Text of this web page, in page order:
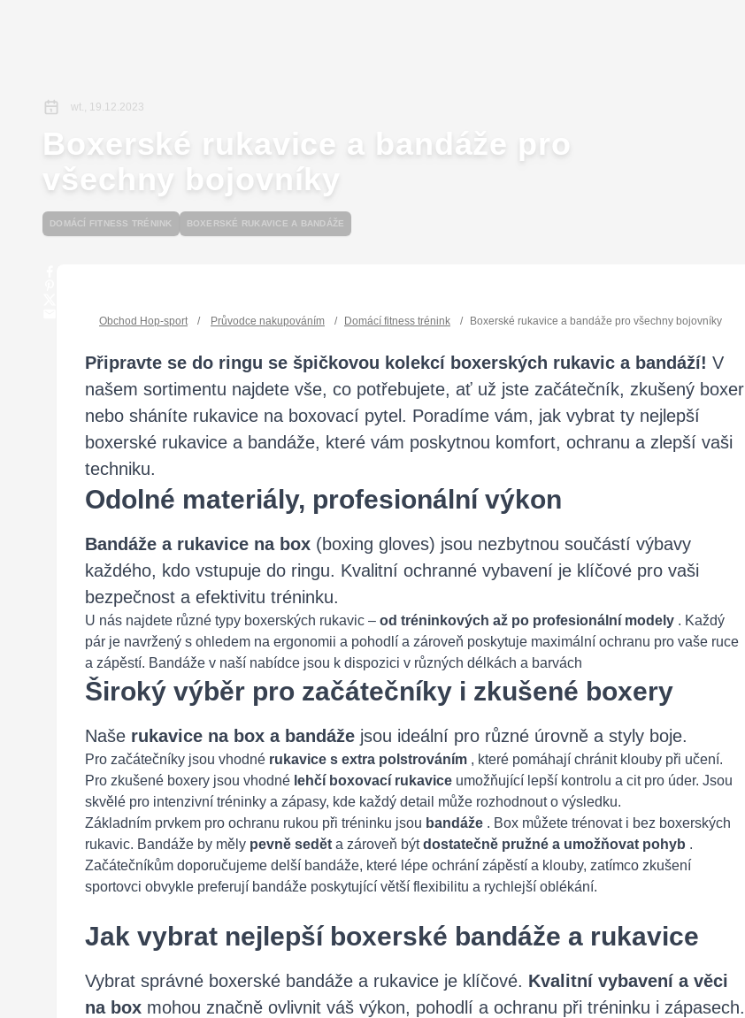
wt., 19.12.2023
Boxerské rukavice a bandáže pro
všechny bojovníky
DOMÁCÍ FITNESS TRÉNINK BOXERSKÉ RUKAVICE A BANDÁŽE
Obchod Hop-sport / Průvodce nakupováním / Domácí fitness trénink / Boxerské rukavice a bandáže pro všechny bojovníky
Připravte se do ringu se špičkovou kolekcí boxerských rukavic a bandáží! V
našem sortimentu najdete vše, co potřebujete, ať už jste začátečník, zkušený boxer
nebo sháníte rukavice na boxovací pytel. Poradíme vám, jak vybrat ty nejlepší
boxerské rukavice a bandáže, které vám poskytnou komfort, ochranu a zlepší vaši
techniku.
Odolné materiály, profesionální výkon
Bandáže a rukavice na box (boxing gloves) jsou nezbytnou součástí výbavy
každého, kdo vstupuje do ringu. Kvalitní ochranné vybavení je klíčové pro vaši
bezpečnost a efektivitu tréninku.
U nás najdete různé typy boxerských rukavic – od tréninkových až po profesionální modely . Každý
pár je navržený s ohledem na ergonomii a pohodlí a zároveň poskytuje maximální ochranu pro vaše ruce
a zápěstí. Bandáže v naší nabídce jsou k dispozici v různých délkách a barvách
Široký výběr pro začátečníky i zkušené boxery
Naše rukavice na box a bandáže jsou ideální pro různé úrovně a styly boje.
Pro začátečníky jsou vhodné rukavice s extra polstrováním , které pomáhají chránit klouby při učení.
Pro zkušené boxery jsou vhodné lehčí boxovací rukavice umožňující lepší kontrolu a cit pro úder. Jsou
skvělé pro intenzivní tréninky a zápasy, kde každý detail může rozhodnout o výsledku.
Základním prvkem pro ochranu rukou při tréninku jsou bandáže . Box můžete trénovat i bez boxerských
rukavic. Bandáže by měly pevně sedět a zároveň býtdostatečně pružné a umožňovat pohyb .
Začátečníkům doporučujeme delší bandáže, které lépe ochrání zápěstí a klouby, zatímco zkušení
sportovci obvykle preferují bandáže poskytující větší flexibilitu a rychlejší oblékání.
Jak vybrat nejlepší boxerské bandáže a rukavice
Vybrat správné boxerské bandáže a rukavice je klíčové. Kvalitní vybavení a věci
na box mohou značně ovlivnit váš výkon, pohodlí a ochranu při tréninku i zápasech.